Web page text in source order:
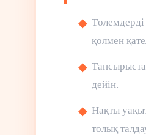
қолмен
дейін.
Нақты
толық